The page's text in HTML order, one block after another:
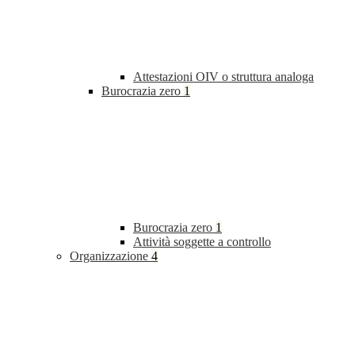
Attestazioni OIV o struttura analoga
Burocrazia zero 1
Burocrazia zero 1
Attività soggette a controllo
Organizzazione 4